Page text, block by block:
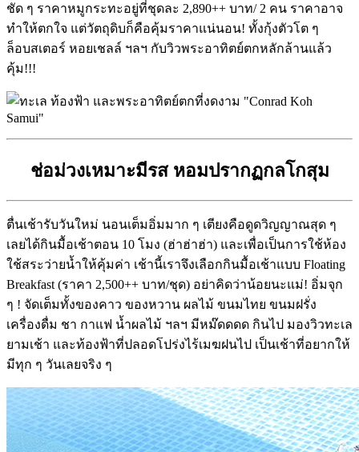
ชัด ๆ ราคาหมูกระทะอยู่ที่ชุดละ 2,890++ บาท/ 2 คน ราคาอาจ
ทำให้ตกใจ แต่วัตถุดิบก็คือคุ้มราคาแน่นอน! ทั้งกุ้งตัวโต ๆ
ล็อบสเตอร์ หอยเชลล์ ฯลฯ กับวิวพระอาทิตย์ตกหลักล้านแล้ว
คุ้ม!!!
ช่อม่วงเหมาะมีรส หอมปรากฏกลโกสุม
ตื่นเช้ารับวันใหม่ นอนเต็มอิ่มมาก ๆ เตียงคือดูดวิญญาณสุด ๆ
เลยได้กินมื้อเช้าตอน 10 โมง (ฮ่าฮ่าฮ่า) และเพื่อเป็นการใช้ห้อง
ใช้สระว่ายน้ำให้คุ้มค่า เช้านี้เราจึงเลือกกินมื้อเช้าแบบ Floating
Breakfast (ราคา 2,500++ บาท/ชุด) อย่าคิดว่าน้อยนะแม่! อิ่มจุก
ๆ ! จัดเต็มทั้งของคาว ของหวาน ผลไม้ ขนมไทย ขนมฝรั่ง
เครื่องดื่ม ชา กาแฟ น้ำผลไม้ ฯลฯ มีหม๊ดดดด กินไป มองวิวทะเล
ยามเช้า และท้องฟ้าที่ปลอดโปร่งไร้เมฆฝนไป เป็นเช้าที่อยากให้
มีทุก ๆ วันเลยจริง ๆ